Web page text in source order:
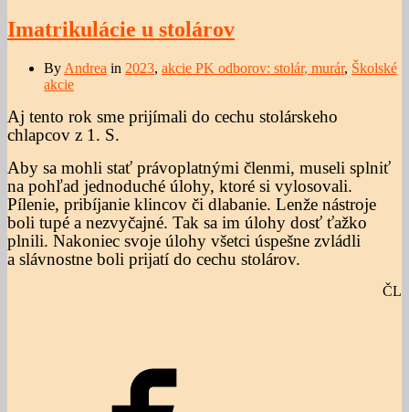
Imatrikulácie u stolárov
By Andrea in 2023, akcie PK odborov: stolár, murár, Školské
akcie
Aj tento rok sme prijímali do cechu stolárskeho
chlapcov z 1. S.
Aby sa mohli stať právoplatnými členmi, museli splniť
na pohľad jednoduché úlohy, ktoré si vylosovali.
Pílenie, pribíjanie klincov či dlabanie. Lenže nástroje
boli tupé a nezvyčajné. Tak sa im úlohy dosť ťažko
plnili. Nakoniec svoje úlohy všetci úspešne zvládli
a slávnostne boli prijatí do cechu stolárov.
ČL